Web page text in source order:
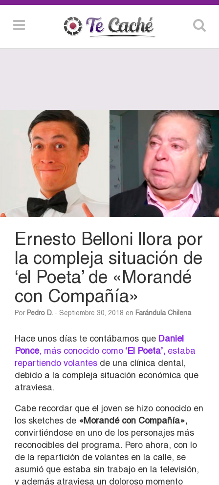
Ernesto Belloni llora por
la compleja situación de
‘el Poeta’ de «Morandé
con Compañía»
Por Pedro D. - Septiembre 30, 2018 en Farándula Chilena
Hace unos días te contábamos que Daniel
Ponce, más conocido como ‘El Poeta’, estaba
repartiendo volantes de una clínica dental,
debido a la compleja situación económica que
atraviesa.
Cabe recordar que el joven se hizo conocido en
los sketches de «Morandé con Compañía»,
convirtiéndose en uno de los personajes más
reconocibles del programa. Pero ahora, con lo
de la repartición de volantes en la calle, se
asumió que estaba sin trabajo en la televisión,
y además atraviesa un doloroso momento